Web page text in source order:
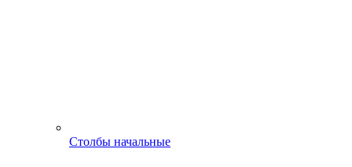
Столбы начальные